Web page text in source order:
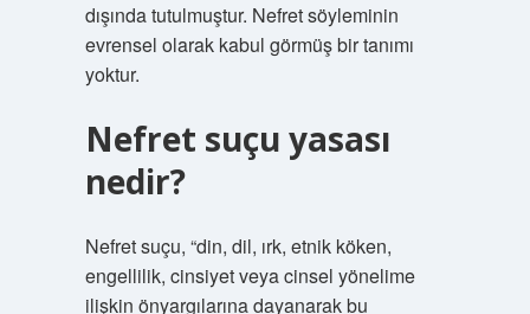
dışında tutulmuştur. Nefret söyleminin
evrensel olarak kabul görmüş bir tanımı
yoktur.
Nefret suçu yasası
nedir?
Nefret suçu, “din, dil, ırk, etnik köken,
engellilik, cinsiyet veya cinsel yönelime
ilişkin önyargılarına dayanarak bu